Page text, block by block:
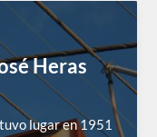
Heras
lugar en 1951